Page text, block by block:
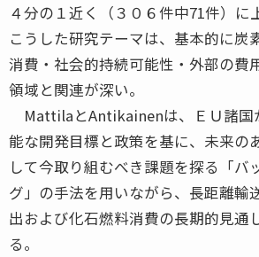
４分の１近く（３０６件中71件）に
こうした研究テーマは、基本的に炭
消費・社会的持続可能性・外部の費
領域と関連が深い。
MattilaとAntikainenは、ＥＵ諸国
能な開発目標と政策を基に、未来の
して今取り組むべき課題を探る「バ
グ」の手法を用いながら、長距離輸
出および化石燃料消費の長期的見通
る。